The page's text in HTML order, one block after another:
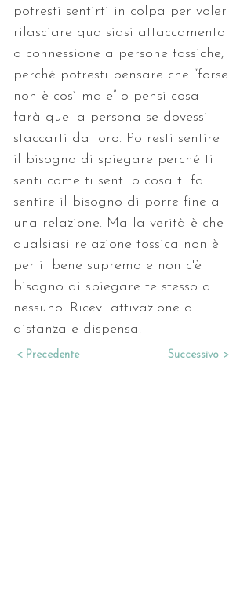
potresti sentirti in colpa per voler
rilasciare qualsiasi attaccamento
o connessione a persone tossiche,
perché potresti pensare che “forse
non è così male” o pensi cosa
farà quella persona se dovessi
staccarti da loro. Potresti sentire
il bisogno di spiegare perché ti
senti come ti senti o cosa ti fa
sentire il bisogno di porre fine a
una relazione. Ma la verità è che
qualsiasi relazione tossica non è
per il bene supremo e non c'è
bisogno di spiegare te stesso a
nessuno. Ricevi attivazione a
distanza e dispensa.
< Precedente Successivo >